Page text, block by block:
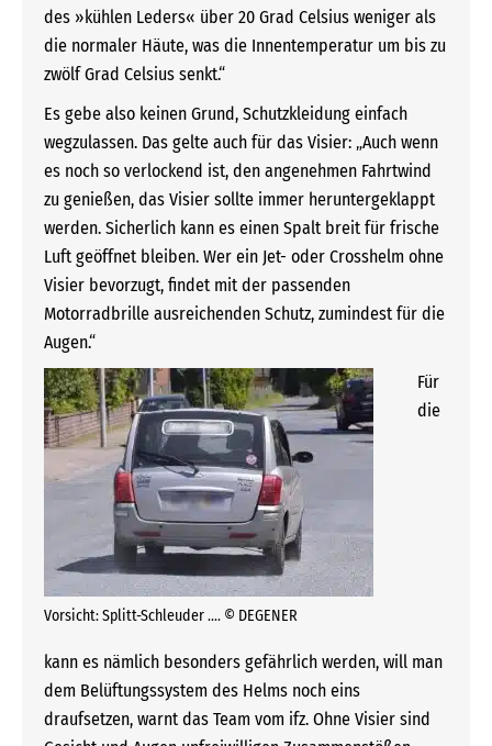
des »kühlen Leders« über 20 Grad Celsius weniger als
die normaler Häute, was die Innentemperatur um bis zu
zwölf Grad Celsius senkt.“
Es gebe also keinen Grund, Schutzkleidung einfach
wegzulassen. Das gelte auch für das Visier: „Auch wenn
es noch so verlockend ist, den angenehmen Fahrtwind
zu genießen, das Visier sollte immer heruntergeklappt
werden. Sicherlich kann es einen Spalt breit für frische
Luft geöffnet bleiben. Wer ein Jet- oder Crosshelm ohne
Visier bevorzugt, findet mit der passenden
Motorradbrille ausreichenden Schutz, zumindest für die
Augen.“
Vorsicht: Splitt-Schleuder …. © DEGENER
Für
die
kann es nämlich besonders gefährlich werden, will man
dem Belüftungssystem des Helms noch eins
draufsetzen, warnt das Team vom ifz. Ohne Visier sind